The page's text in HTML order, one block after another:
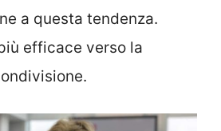
a questa tendenza.
efficace verso la